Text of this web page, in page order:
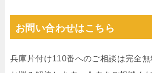
お問い合わせはこちら
兵庫片付け110番へのご相談は完全